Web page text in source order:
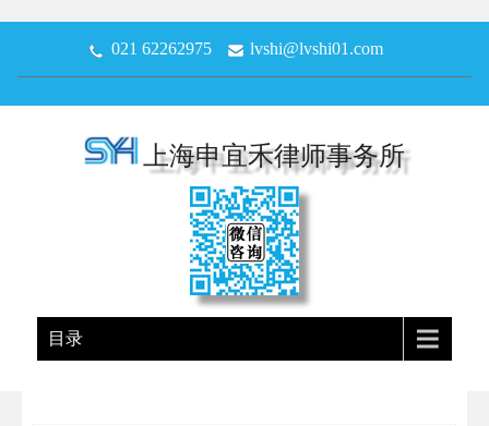
021 62262975 lvshi@lvshi01.com
上海申宜禾律师事务所
目录